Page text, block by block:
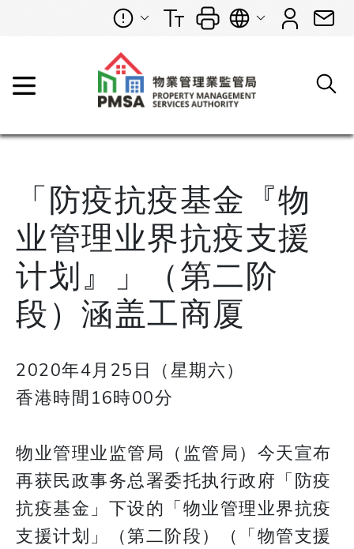
「防疫抗疫基金『物
业管理业界抗疫支援
计划』」（第二阶
段）涵盖工商厦
2020年4月25日（星期六）
香港時間16時00分
​​​​​​​物业管理业监管局（监管局）今天宣布
再获民政事务总署委托执行政府「防疫
抗疫基金」下设的「物业管理业界抗疫
支援计划」（第二阶段）（「物管支援